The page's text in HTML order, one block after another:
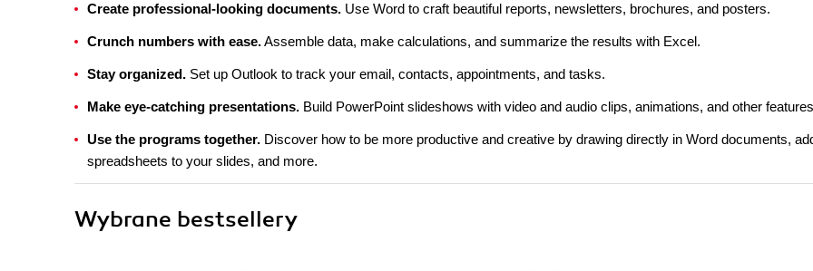
Create professional-looking documents. Use Word to craft beautiful reports, newsletters, brochures, and posters.
Crunch numbers with ease.Assemble data, make calculations, and summarize the results with Excel.
Stay organized. Set up Outlook to track your email, contacts, appointments, and tasks.
Make eye-catching presentations. Build PowerPoint slideshows with video and audio clips, animations, and other
Use the programs together. Discover how to be more productive and creative by drawing directly in Word documents,
spreadsheets to your slides, and more.
Wybrane bestsellery